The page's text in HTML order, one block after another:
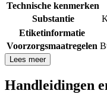
Technische kenmerken
Substantie
Etiketinformatie
Voorzorgsmaatregelen
Lees meer
Handleidingen